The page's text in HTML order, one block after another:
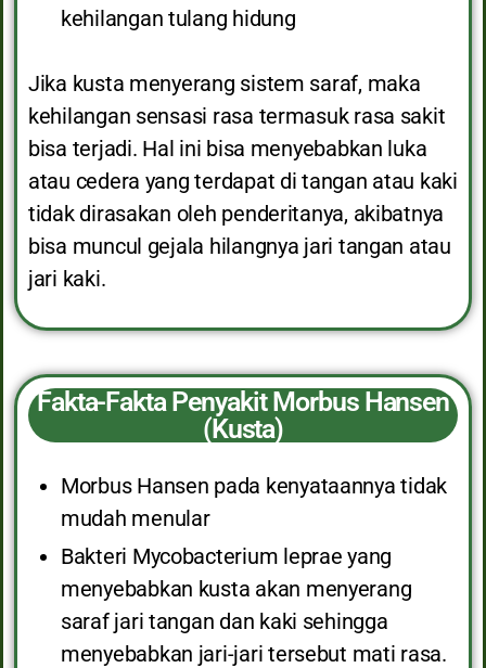
kehilangan tulang hidung
Jika kusta menyerang sistem saraf, maka
kehilangan sensasi rasa termasuk rasa sakit
bisa terjadi. Hal ini bisa menyebabkan luka
atau cedera yang terdapat di tangan atau kaki
tidak dirasakan oleh penderitanya, akibatnya
bisa muncul gejala hilangnya jari tangan atau
jari kaki.
Fakta-Fakta Penyakit Morbus Hansen
(Kusta)
Morbus Hansen pada kenyataannya tidak
mudah menular
Bakteri Mycobacterium leprae yang
menyebabkan kusta akan menyerang
saraf jari tangan dan kaki sehingga
menyebabkan jari-jari tersebut mati rasa.